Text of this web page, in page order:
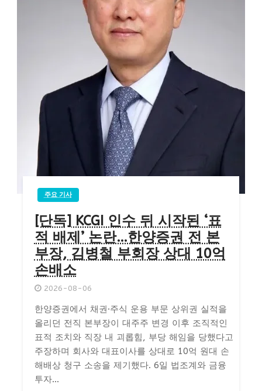
주요 기사
[단독] KCGI 인수 뒤 시작된 ‘표
적 배제’ 논란…한양증권 전 본
부장, 김병철 부회장 상대 10억
손배소
2026-08-06
한양증권에서 채권·주식 운용 부문 상위권 실적을
올리던 전직 본부장이 대주주 변경 이후 조직적인
표적 조치와 직장 내 괴롭힘, 부당 해임을 당했다고
주장하며 회사와 대표이사를 상대로 10억 원대 손
해배상 청구 소송을 제기했다. 6일 법조계와 금융
투자...